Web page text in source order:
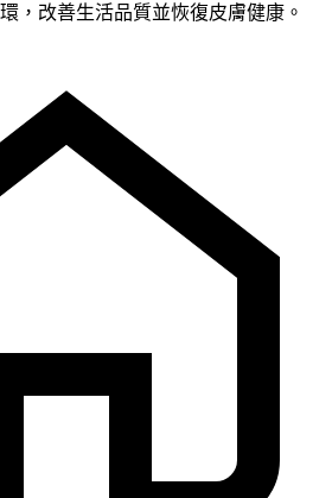
，改善生活品質並恢復皮膚健康。